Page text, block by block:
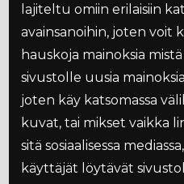
lajiteltu omiin erilaisiin
avainsanoihin, joten voit
hauskoja mainoksia
sivustolle uusia
joten käy katsomassa
kuvat, tai mikset vaikka
sitä sosiaalisessa
käyttäjät löytävät